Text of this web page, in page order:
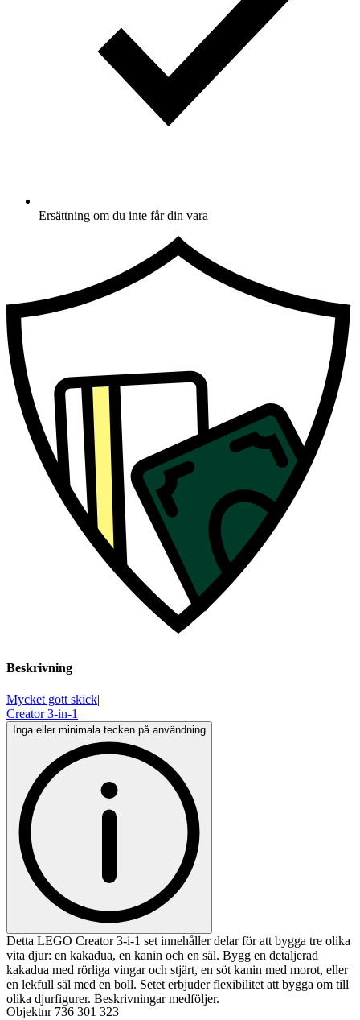
Ersättning om du inte får din vara
Beskrivning
Mycket gott skick|
Creator 3-in-1
Inga eller minimala tecken på användning
Detta LEGO Creator 3-i-1 set innehåller delar för att bygga tre olika
vita djur: en kakadua, en kanin och en säl. Bygg en detaljerad
kakadua med rörliga vingar och stjärt, en söt kanin med morot, eller
en lekfull säl med en boll. Setet erbjuder flexibilitet att bygga om till
olika djurfigurer. Beskrivningar medföljer.
Objektnr 736 301 323